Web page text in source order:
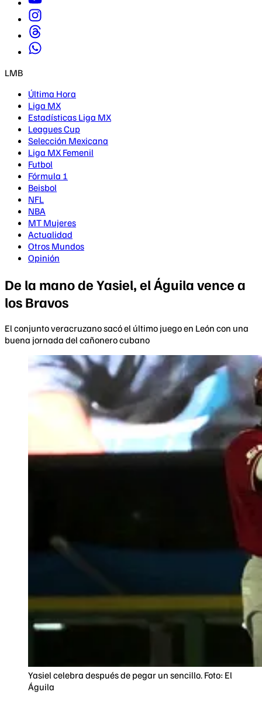
LMB
Última Hora
Liga MX
Estadísticas Liga MX
Leagues Cup
Selección Mexicana
Liga MX Femenil
Futbol
Fórmula 1
Beisbol
NFL
NBA
MT Mujeres
Actualidad
Otros Mundos
Opinión
De la mano de Yasiel, el Águila vence a
los Bravos
El conjunto veracruzano sacó el último juego en León con una
buena jornada del cañonero cubano
Yasiel celebra después de pegar un sencillo. Foto: El
Águila